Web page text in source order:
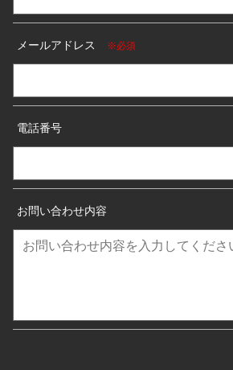
メールアドレス ※必須
電話番号
お問い合わせ内容